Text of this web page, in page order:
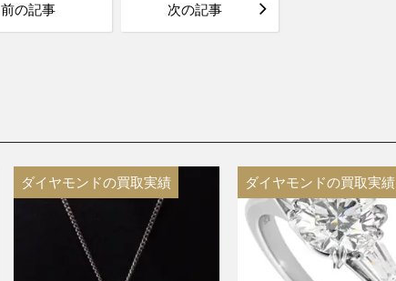
前の記事 次の記事
ダイヤモンドの買取実績 ダイヤモンドの買取実績